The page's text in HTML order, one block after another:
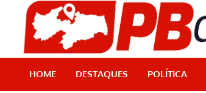
content
HOME DESTAQUES POLÍTICA